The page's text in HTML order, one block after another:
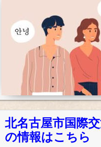
北名古屋市国際
の情報はこちら